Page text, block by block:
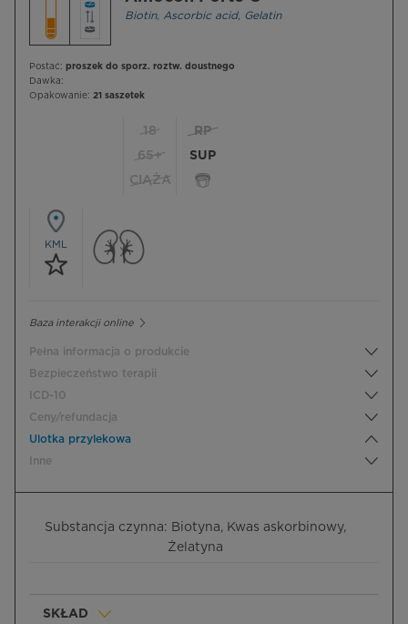
Biotin, Ascorbic acid, Gelatin
Postać: proszek do sporz. roztw. doustnego
Dawka:
Opakowanie: 21 saszetek
18
65+
CIĄŻA
RP
SUP
KML
Baza interakcji online
Pełna informacja o produkcie
Bezpieczeństwo terapii
ICD-10
Ceny/refundacja
Ulotka przylekowa
Inne
Substancja czynna: Biotyna, Kwas askorbinowy,
Żelatyna
SKŁAD